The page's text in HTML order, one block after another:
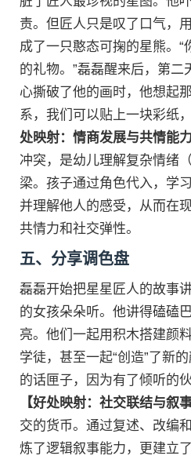
责。但匠人只是叹了口气，
成了一只憨态可掬的星熊。
的礼物。”磊磊醒来后，第
心撕破了他的画时，他想起
系，我们可以贴上一块彩纸
处映射：情商发展与共情能力
冲突，是幼儿理解复杂情绪
梁。孩子通过角色代入，学
并理解他人的感受，从而在
共情力和社交弹性。
五、分享调色盘
磊磊开始把星星匠人的故事
的女孩朵朵听。他讲得磕磕
亮。他们一起用积木搭建颜
学徒，甚至一起“创造”了新
的话匣子，因为有了倾听的
【好处映射：社交联结与叙
交的货币。通过复述、改编
炼了逻辑叙事能力，更建立